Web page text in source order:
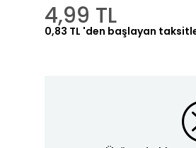
4,99 TL
0,83 TL 'den başlayan